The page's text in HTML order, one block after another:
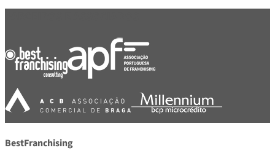
BestFranchising